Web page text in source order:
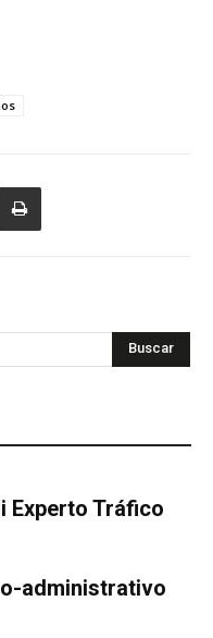
Buscar
Experto Tráfico
administrativo